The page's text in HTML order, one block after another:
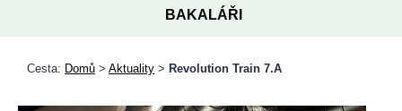
BAKALÁŘI
Cesta: Domů > Aktuality > Revolution Train 7.A